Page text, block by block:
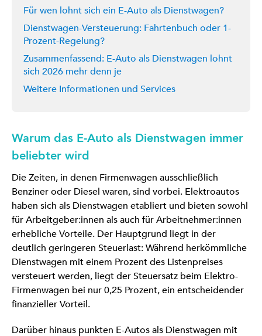
Für wen lohnt sich ein E-Auto als Dienstwagen?
Dienstwagen-Versteuerung: Fahrtenbuch oder 1-
Prozent-Regelung?
Zusammenfassend: E-Auto als Dienstwagen lohnt
sich 2026 mehr denn je
Weitere Informationen und Services
Warum das E-Auto als Dienstwagen immer
beliebter wird
Die Zeiten, in denen Firmenwagen ausschließlich
Benziner oder Diesel waren, sind vorbei. Elektroautos
haben sich als Dienstwagen etabliert und bieten sowohl
für Arbeitgeber:innen als auch für Arbeitnehmer:innen
erhebliche Vorteile. Der Hauptgrund liegt in der
deutlich geringeren Steuerlast: Während herkömmliche
Dienstwagen mit einem Prozent des Listenpreises
versteuert werden, liegt der Steuersatz beim Elektro-
Firmenwagen bei nur 0,25 Prozent, ein entscheidender
finanzieller Vorteil.
Darüber hinaus punkten E-Autos als Dienstwagen mit